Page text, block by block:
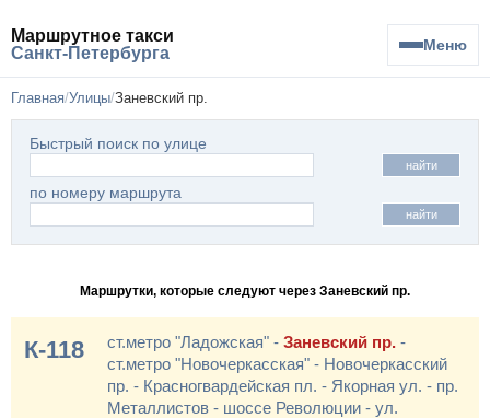
Маршрутное такси
Санкт-Петербурга
Меню
Главная Улицы Заневский пр.
Быстрый поиск по улице
найти
по номеру маршрута
найти
Маршрутки, которые следуют через Заневский пр.
К-118 ст.метро "Ладожская" - Заневский пр. -
ст.метро "Новочеркасская" - Новочеркасский
пр. - Красногвардейская пл. - Якорная ул. - пр.
Металлистов - шоссе Революции - ул.